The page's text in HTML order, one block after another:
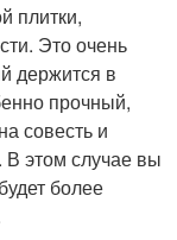
плитки,
Это очень
держится в
прочный,
совесть и
В этом случае вы
более